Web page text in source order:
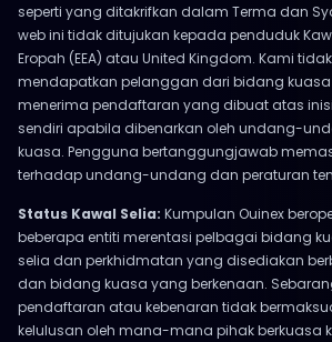
seperti yang ditakrifkan dalam Terma dan
web ini tidak ditujukan kepada penduduk
Eropah (EEA) atau United Kingdom. Kami
mendapatkan pelanggan dari bidang
menerima pendaftaran yang dibuat atas
sendiri apabila dibenarkan oleh undang-
kuasa. Pengguna bertanggungjawab
terhadap undang-undang dan peraturan
Status Kawal Selia: Kumpulan Ouinex
beberapa entiti merentasi pelbagai bidang
selia dan perkhidmatan yang disediakan
dan bidang kuasa yang berkenaan.
pendaftaran atau kebenaran tidak
kelulusan oleh mana-mana pihak berkuasa